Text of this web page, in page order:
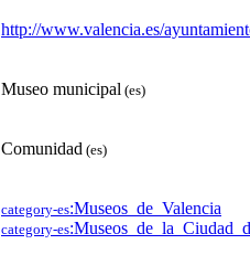
http://www.valencia.es/
Museo municipal (es)
Comunidad (es)
category-es:Museos_de_Valencia
category-es